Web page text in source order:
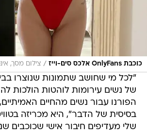
כוכבת OnlyFans אלכס סים-וייז / צילום מסך,
"לכל מי שחושב שתמונות שנוצרו
של נשים עירומות לוהטות הולכות
הפורנו עבור נשים מהחיים
בסיסית של הדבר", היא מכריזה
שלי מעדיפים חיבור אישי שכוכבים